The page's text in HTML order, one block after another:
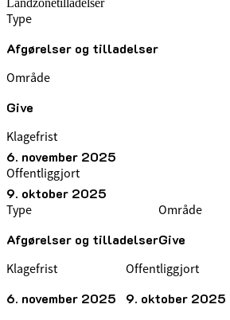
Landzonetilladelser
Type
Afgørelser og tilladelser
Område
Give
Klagefrist
6. november 2025
Offentliggjort
9. oktober 2025
Type
Afgørelser og tilladelser
Område
Give
Klagefrist
6. november 2025
Offentliggjort
9. oktober 2025